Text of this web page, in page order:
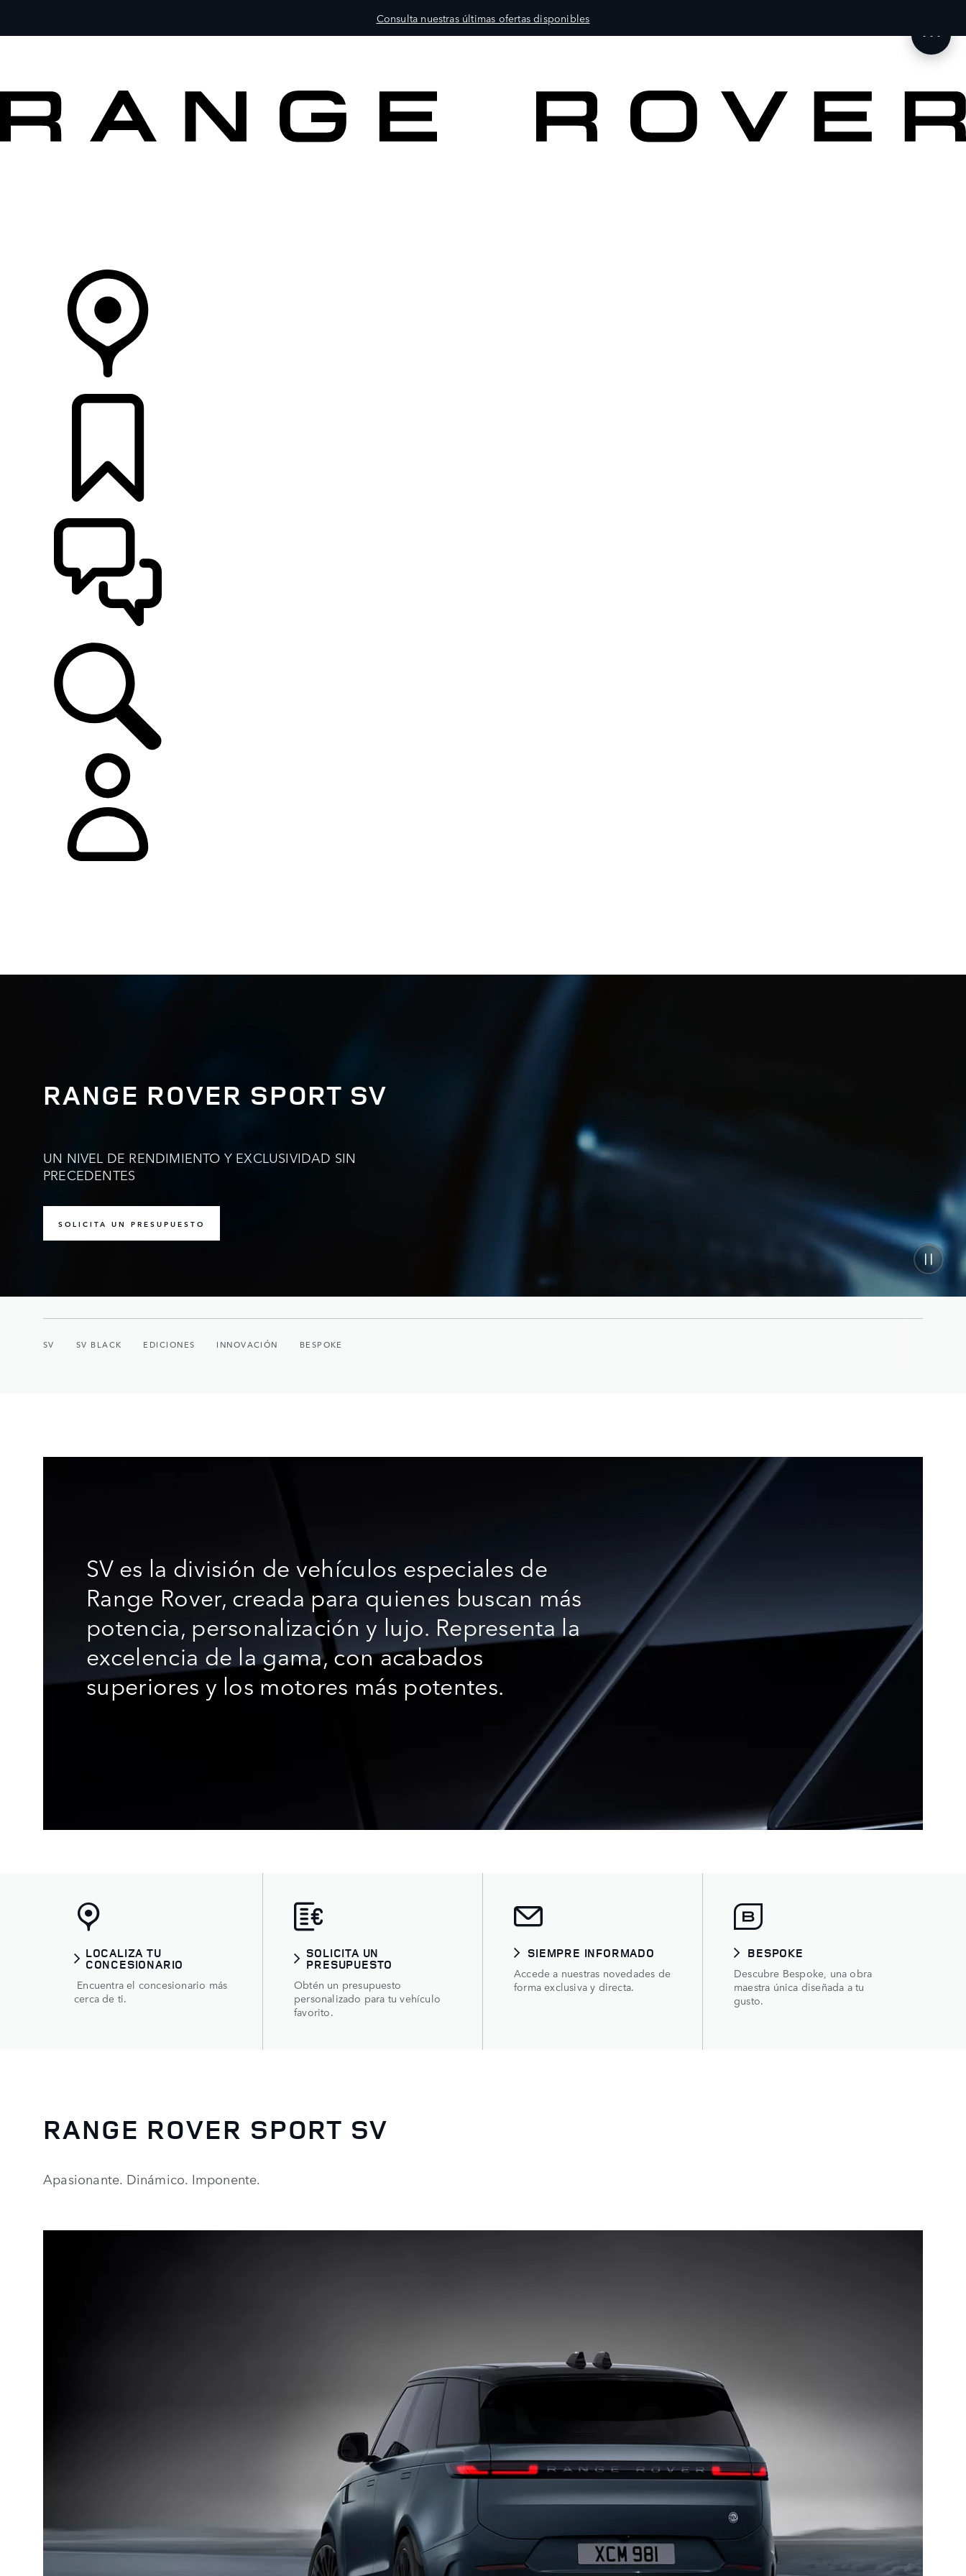
Consulta nuestras últimas ofertas disponibles
RANGE ROVER SPORT SV
UN NIVEL DE RENDIMIENTO Y EXCLUSIVIDAD SIN
PRECEDENTES
SOLICITA UN PRESUPUESTO
SV SV BLACK EDICIONES INNOVACIÓN BESPOKE
SV es la división de vehículos especiales de
Range Rover, creada para quienes buscan más
potencia, personalización y lujo. Representa la
excelencia de la gama, con acabados
superiores y los motores más potentes.
LOCALIZA TU
CONCESIONARIO
Encuentra el concesionario más
cerca de ti.
SOLICITA UN
PRESUPUESTO
Obtén un presupuesto
personalizado para tu vehículo
favorito.
SIEMPRE INFORMADO
Accede a nuestras novedades de
forma exclusiva y directa.
BESPOKE
Descubre Bespoke, una obra
maestra única diseñada a tu
gusto.
RANGE ROVER SPORT SV
Apasionante. Dinámico. Imponente.